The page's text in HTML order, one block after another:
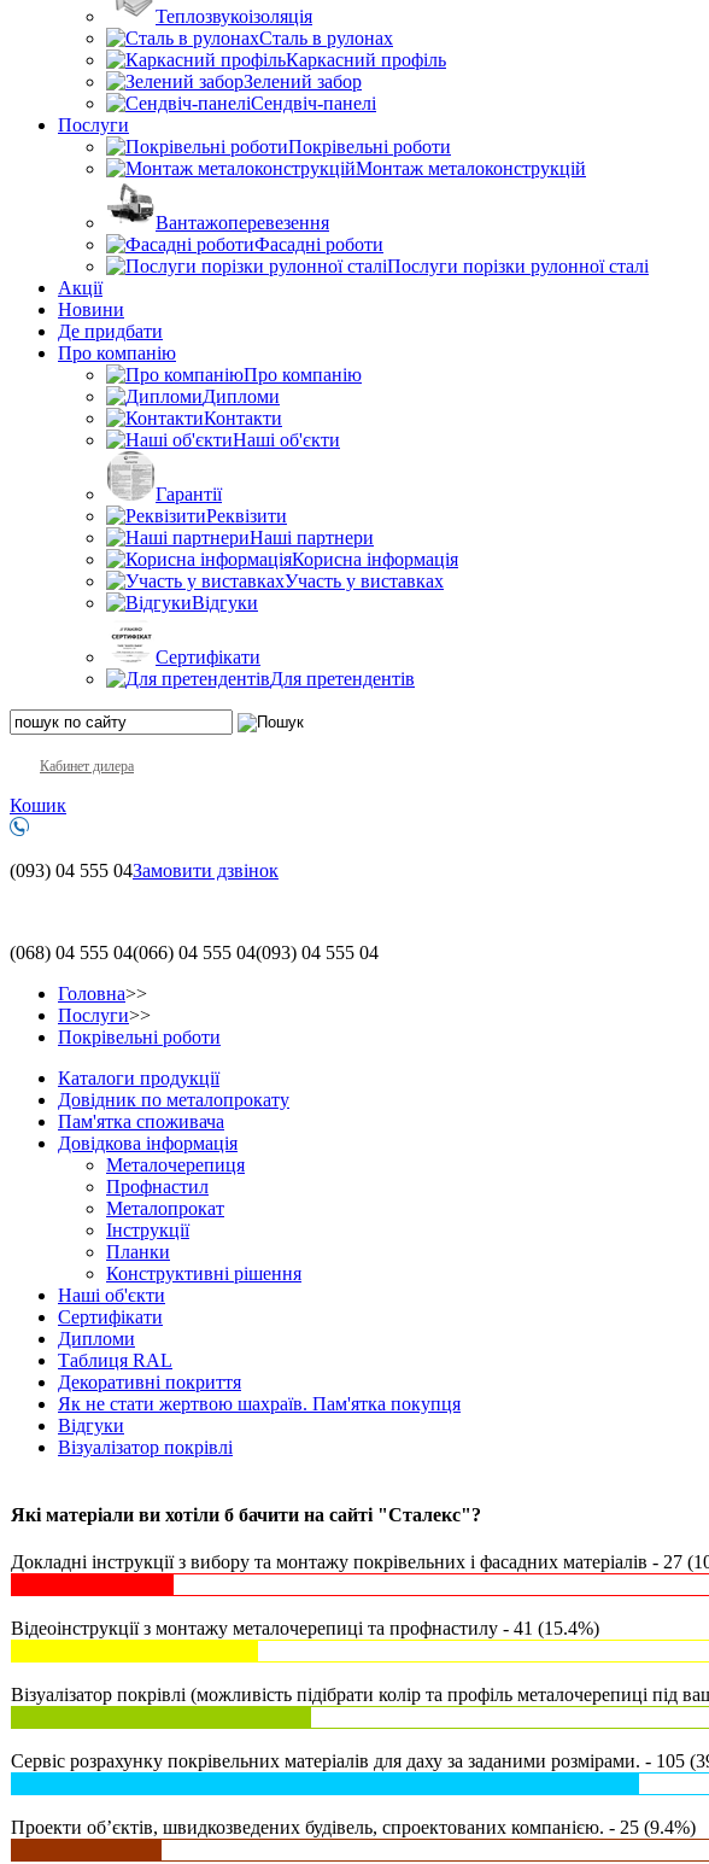
Теплозвукоізоляція
Сталь в рулонах
Каркасний профіль
Зелений забор
Сендвіч-панелі
Послуги
Покрівельні роботи
Монтаж металоконструкцій
Вантажоперевезення
Фасадні роботи
Послуги порізки рулонної сталі
Акції
Новини
Де придбати
Про компанію
Про компанію
Дипломи
Контакти
Наші об'єкти
Гарантії
Реквізити
Наші партнери
Корисна інформація
Участь у виставках
Відгуки
Сертифікати
Для претендентів
Кабинет дилера
Кошик
(093) 04 555 04Замовити дзвінок
(068) 04 555 04(066) 04 555 04(093) 04 555 04
Головна>>
Послуги>>
Покрівельні роботи
Каталоги продукції
Довідник по металопрокату
Пам'ятка споживача
Довідкова інформація
Металочерепиця
Профнастил
Металопрокат
Інструкції
Планки
Конструктивні рішення
Наші об'єкти
Сертифікати
Дипломи
Таблиця RAL
Декоративні покриття
Як не стати жертвою шахраїв. Пам'ятка покупця
Відгуки
Візуалізатор покрівлі
Які матеріали ви хотіли б бачити на сайті "Сталекс"?
Докладні інструкції з вибору та монтажу покрівельних і фасадних матеріалів - 27
Відеоінструкції з монтажу металочерепиці та профнастилу - 41 (15.4%)
Візуалізатор покрівлі (можливість підібрати колір та профіль металочерепиці під
Сервіс розрахунку покрівельних матеріалів для даху за заданими розмірами. - 105
Проекти об’єктів, швидкозведених будівель, спроектованих компанією. - 25 (9.4%)